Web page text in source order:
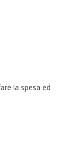
la spesa ed